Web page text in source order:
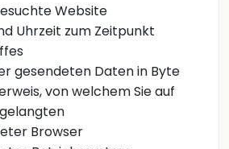
Website
Uhrzeit zum Zeitpunkt
gesendeten Daten in Byte
von welchem Sie auf
Browser